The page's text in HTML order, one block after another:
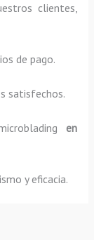
clientes,
de pago.
satisfechos.
en
y eficacia.